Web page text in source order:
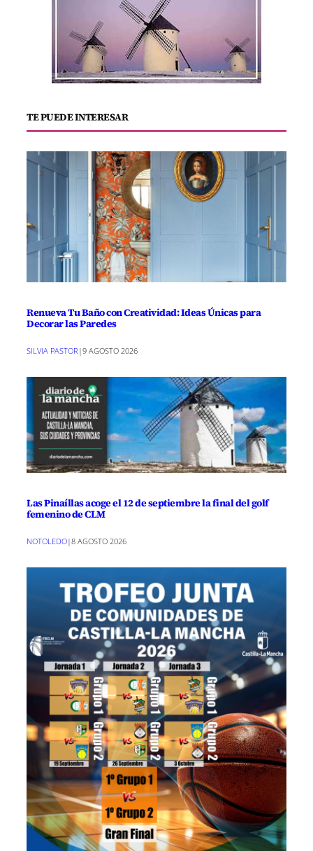
TE PUEDE INTERESAR
Renueva Tu Baño con Creatividad: Ideas Únicas para
Decorar las Paredes
SILVIA PASTOR |9 AGOSTO 2026
Las Pinaíllas acoge el 12 de septiembre la final del golf
femenino de CLM
NOTOLEDO|8 AGOSTO 2026